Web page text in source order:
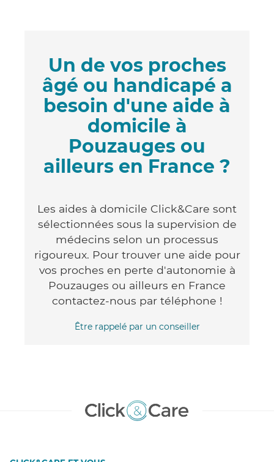
Un de vos proches
âgé ou handicapé a
besoin d'une aide à
domicile à
Pouzauges ou
ailleurs en France ?
Les aides à domicile Click&Care sont
sélectionnées sous la supervision de
médecins selon un processus
rigoureux. Pour trouver une aide pour
vos proches en perte d'autonomie à
Pouzauges ou ailleurs en France
contactez-nous par téléphone !
Être rappelé par un conseiller